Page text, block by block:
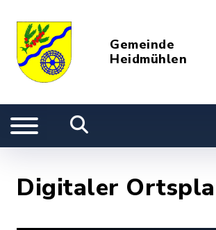
Gemeinde
Heidmühlen
Digitaler